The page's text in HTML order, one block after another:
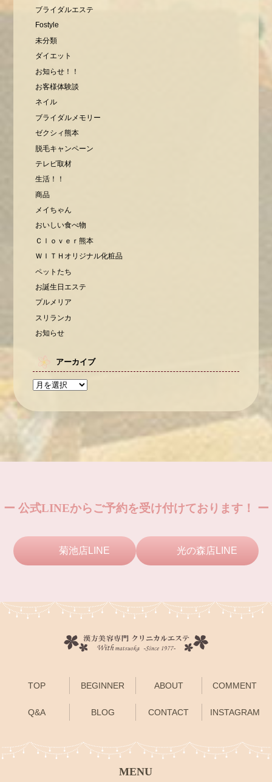
ブライダルエステ
Fostyle
未分類
ダイエット
お知らせ！！
お客様体験談
ネイル
ブライダルメモリー
ゼクシィ熊本
脱毛キャンペーン
テレビ取材
生活！！
商品
メイちゃん
おいしい食べ物
Ｃｌｏｖｅｒ熊本
ＷＩＴＨオリジナル化粧品
ペットたち
お誕生日エステ
プルメリア
スリランカ
お知らせ
アーカイブ
ー 公式LINEからご予約を受け付けております！ ー
菊池店LINE 光の森店LINE
TOP BEGINNER ABOUT COMMENT
Q&A BLOG CONTACT INSTAGRAM
MENU